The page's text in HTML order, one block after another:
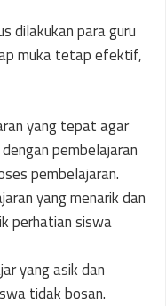
dilakukan para guru
muka tetap efektif,
yang tepat agar
pembelajaran
pembelajaran.
yang menarik dan
perhatian siswa
yang asik dan
tidak bosan.